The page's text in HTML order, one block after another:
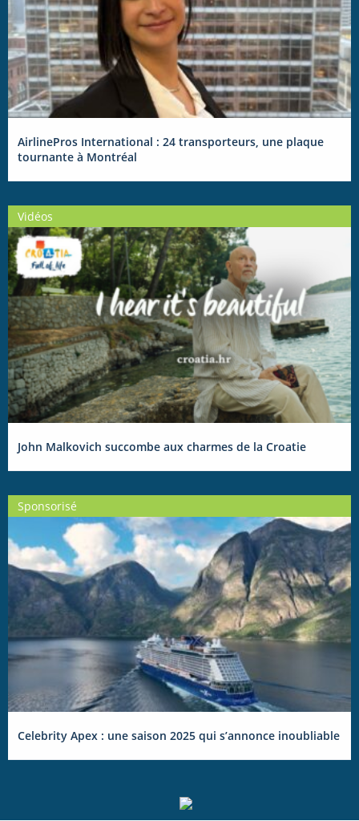
AirlinePros International : 24 transporteurs, une plaque
tournante à Montréal
Vidéos
John Malkovich succombe aux charmes de la Croatie
Sponsorisé
Celebrity Apex : une saison 2025 qui s’annonce inoubliable